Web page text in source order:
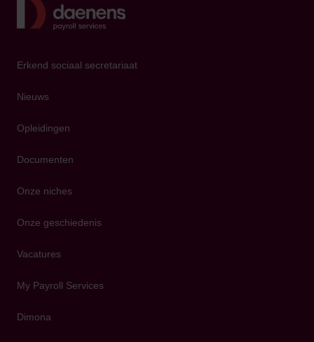
Terug
Erkend sociaal secretariaat
Nieuws
Opleidingen
Documenten
Onze niches
Onze geschiedenis
Vacatures
My Payroll Services
Dimona